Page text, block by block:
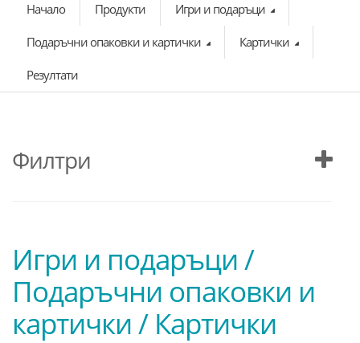
Начало
Продукти Игри и подаръци
Подаръчни опаковки и картички Картички
Резултати
Филтри
Игри и подаръци /
Подаръчни опаковки и
картички / Картички